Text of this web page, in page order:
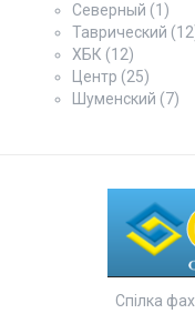
Северный (1)
Таврический
ХБК (12)
Центр (25)
Шуменский (7)
Спілка